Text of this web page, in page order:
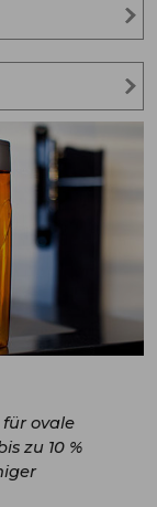
ovale
zu 10 %